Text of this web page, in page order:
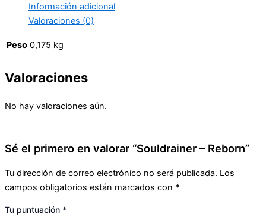
Información adicional
Valoraciones (0)
Peso 0,175 kg
Valoraciones
No hay valoraciones aún.
Sé el primero en valorar “Souldrainer – Reborn”
Tu dirección de correo electrónico no será publicada. Los
campos obligatorios están marcados con *
Tu puntuación *